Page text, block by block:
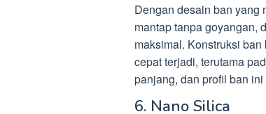
Dengan desain ban yang
mantap tanpa goyangan,
maksimal. Konstruksi ban
cepat terjadi, terutama
panjang, dan profil ban
6. Nano Silica